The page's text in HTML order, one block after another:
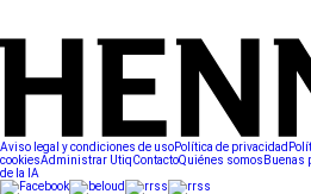
Aviso legal y condiciones de usoPolítica de privacidad
cookiesAdministrar UtiqContactoQuiénes somos Buenas
de la IA